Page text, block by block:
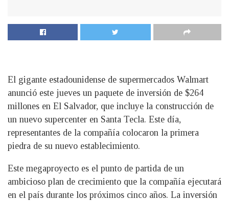
El gigante estadounidense de supermercados Walmart
anunció este jueves un paquete de inversión de $264
millones en El Salvador, que incluye la construcción de
un nuevo supercenter en Santa Tecla. Este día,
representantes de la compañía colocaron la primera
piedra de su nuevo establecimiento.
Este megaproyecto es el punto de partida de un
ambicioso plan de crecimiento que la compañía ejecutará
en el país durante los próximos cinco años. La inversión